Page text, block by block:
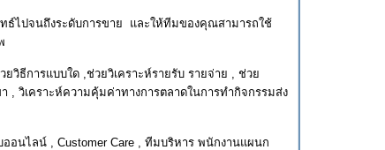
ทธ์ไปจนถึงระดับการขาย และให้ทีมของคุณสามารถใช้
พ
วิธีการแบบใด ,ช่วยวิเคราะห์รายรับ รายจ่าย , ช่วย
, วิเคราะห์ความคุ้มค่าทางการตลาดในการทำกิจกรรมส่ง
อนไลน์ , Customer Care , ทีมบริหาร พนักงานแผนก